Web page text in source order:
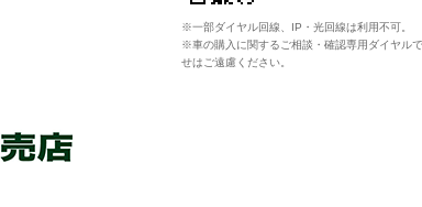
※一部ダイヤル回線、IP・光回線は利用不可。
※車の購入に関するご相談・確認専用ダイヤル
せはご遠慮ください。